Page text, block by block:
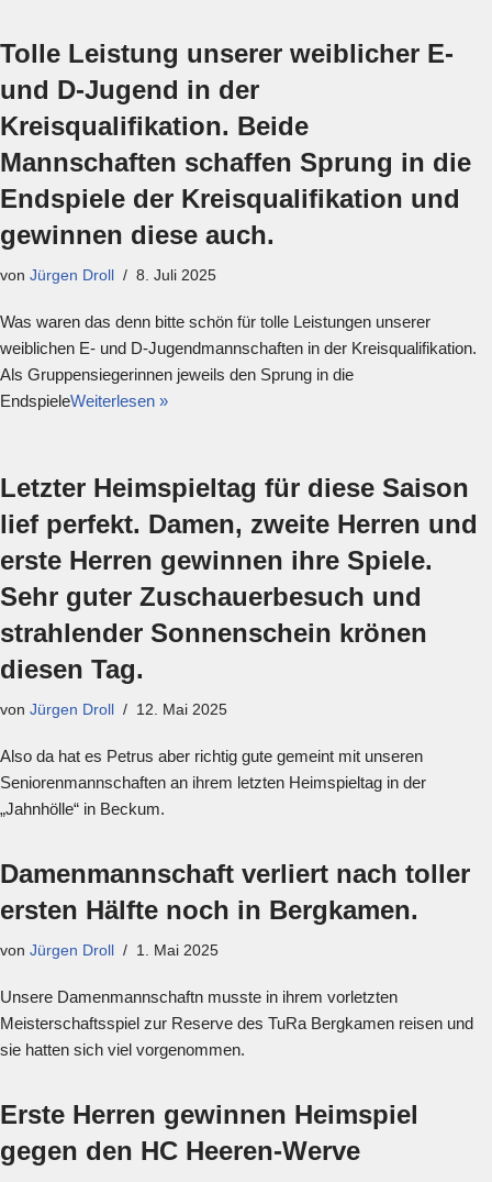
Tolle Leistung unserer weiblicher E-
und D-Jugend in der
Kreisqualifikation. Beide
Mannschaften schaffen Sprung in die
Endspiele der Kreisqualifikation und
gewinnen diese auch.
von Jürgen Droll 8. Juli 2025
Was waren das denn bitte schön für tolle Leistungen unserer
weiblichen E- und D-Jugendmannschaften in der Kreisqualifikation.
Als Gruppensiegerinnen jeweils den Sprung in die
EndspieleWeiterlesen »
Letzter Heimspieltag für diese Saison
lief perfekt. Damen, zweite Herren und
erste Herren gewinnen ihre Spiele.
Sehr guter Zuschauerbesuch und
strahlender Sonnenschein krönen
diesen Tag.
von Jürgen Droll 12. Mai 2025
Also da hat es Petrus aber richtig gute gemeint mit unseren
Seniorenmannschaften an ihrem letzten Heimspieltag in der
„Jahnhölle“ in Beckum.
Damenmannschaft verliert nach toller
ersten Hälfte noch in Bergkamen.
von Jürgen Droll 1. Mai 2025
Unsere Damenmannschaftn musste in ihrem vorletzten
Meisterschaftsspiel zur Reserve des TuRa Bergkamen reisen und
sie hatten sich viel vorgenommen.
Erste Herren gewinnen Heimspiel
gegen den HC Heeren-Werve